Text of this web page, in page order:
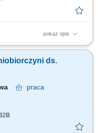
pokaż opis
type: Fixed-term contract (3
by remote work Your
Support customers with
and general
ds.
praca